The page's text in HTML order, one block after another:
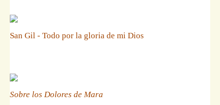
San Gil - Todo por la gloria de mi Dios
Sobre los Dolores de Mara